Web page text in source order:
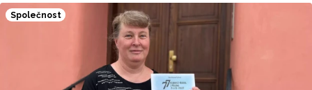
přibylo ubytovaných cizinců, kterých bylo 45 548,
meziročně o 9,1 procenta více. Naopak domácích hostů
v regionu ubylo, kraj v tomto období navštívilo 174 882
turistů, což bylo meziročně o 3,6 procenta méně. Celkový
počet přenocování v kraji klesl o 4,7 procenta. Údaje
dnes zveřejnil Český statistický úřad (ČSÚ).
Společnost